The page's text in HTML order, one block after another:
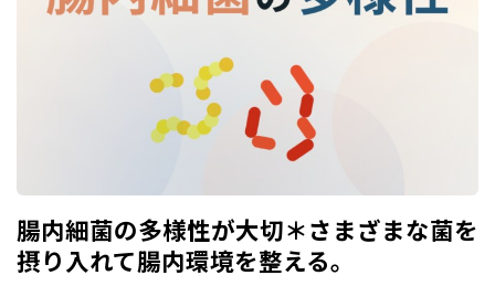
腸内細菌の多様性が大切＊さまざまな菌を
摂り入れて腸内環境を整える。